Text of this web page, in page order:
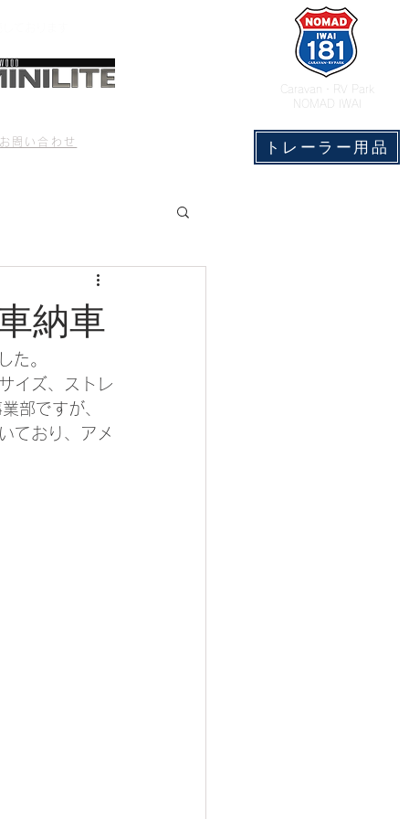
問い合わせ
​Caravan・RV Park
NOMAD IWAI
トレーラー用品
車納車
た。
イズ、ストレ
部ですが、
ており、アメ